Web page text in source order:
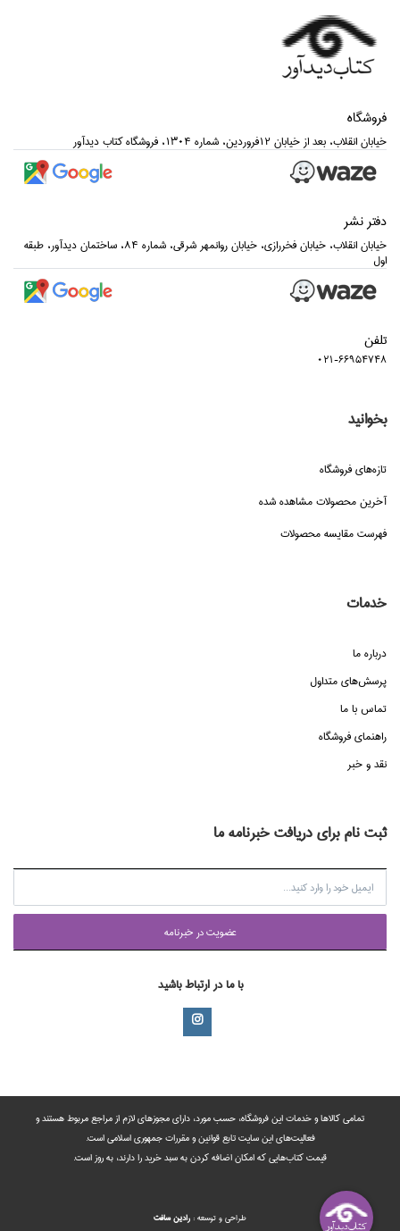
فروشگاه
خيابان انقلاب، بعد از خيابان 12فروردين، شماره 1304، فروشگاه كتاب ديدآور
دفتر نشر
خيابان انقلاب، خيابان فخررازي، خيابان روانمهر شرقي، شماره 84، ساختمان ديدآور، طبقه
اول
تلفن
021-66954748
بخوانید
تازه‌هاي فروشگاه
آخرین محصولات مشاهده شده
فهرست مقایسه محصولات
خدمات
درباره ما
پرسش‌هاي متداول
تماس با ما
راهنماي فروشگاه
نقد و خبر
ثبت نام برای دریافت خبرنامه ما
عضويت در خبرنامه
با ما در ارتباط باشید
تمامی‌ کالاها و خدمات این فروشگاه، حسب مورد،‌ دارای مجوزهای لازم از مراجع مربوط هستند ‌و‌‌
فعالیت‌های این سایت تابع قوانین و مقررات جمهوری اسلامی است.
قیمت کتاب‌هایی که امکان اضافه کردن به سبد خرید را دارند،‌ به روز است.
طراحي و توسعه : رادين‌ سافت